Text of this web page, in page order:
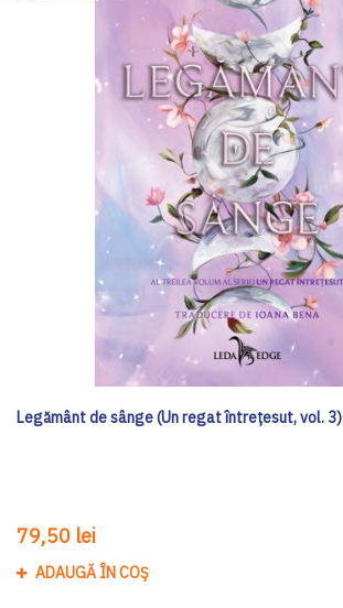
Legământ de sânge (Un regat întrețesut, vol. 3)
79,50 lei
ADAUGĂ ÎN COȘ